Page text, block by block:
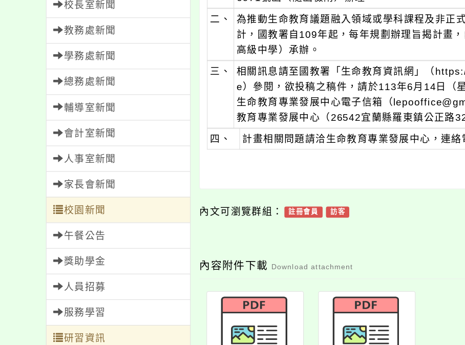
校長室新聞
教務處新聞
學務處新聞
總務處新聞
輔導室新聞
會計室新聞
人事室新聞
家長會新聞
校園新聞
午餐公告
獎助學金
人員招募
服務學習
研習資訊
二、
為推動生命教育議題融入領域或學科課程及非正
計，國教署自109年起，每年規劃辦理旨揭計畫
高級中學）承辦。
三、
相關訊息請至國教署「生命教育資訊網」（
e）參閱，欲投稿之稿件，請於113年6月14日（
生命教育專業發展中心電子信箱（
教育專業發展中心（26542宜蘭縣羅東鎮公正路
四、 計畫相關問題請洽生命教育專業發展中心，連
內文可瀏覽群組： 註冊會員 訪客
內容附件下載 Download attachment